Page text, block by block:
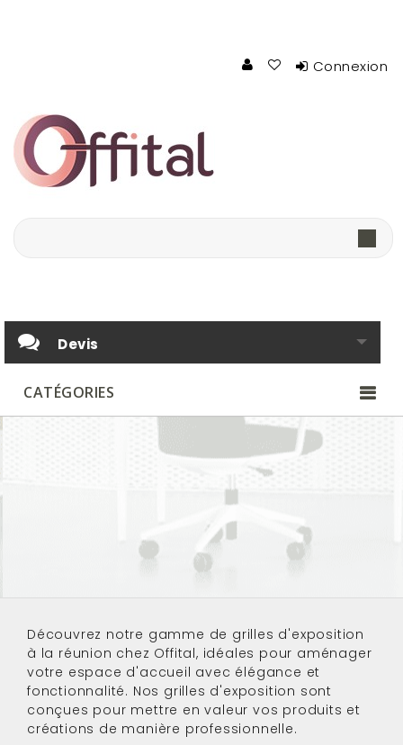
Connexion
Devis
CATÉGORIES
Découvrez notre gamme de grilles d'exposition
à la réunion chez Offital, idéales pour aménager
votre espace d'accueil avec élégance et
fonctionnalité. Nos grilles d'exposition sont
conçues pour mettre en valeur vos produits et
créations de manière professionnelle.